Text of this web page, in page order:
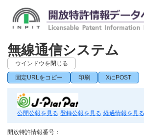
無線通信システム
ウインドウを閉じる
固定URLをコピー 印刷 XにPOST
公開公報を見る 登録公報を見る 経過情報を見る
開放特許情報番号：